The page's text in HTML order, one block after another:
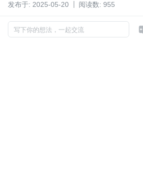
发布于: 2025-05-20 阅读数: 955
版权声明: 本文为 InfoQ 作者【AutoMQ
原文链接:【https://xie.infoq.cn/article/
写下你的想法，一起交流